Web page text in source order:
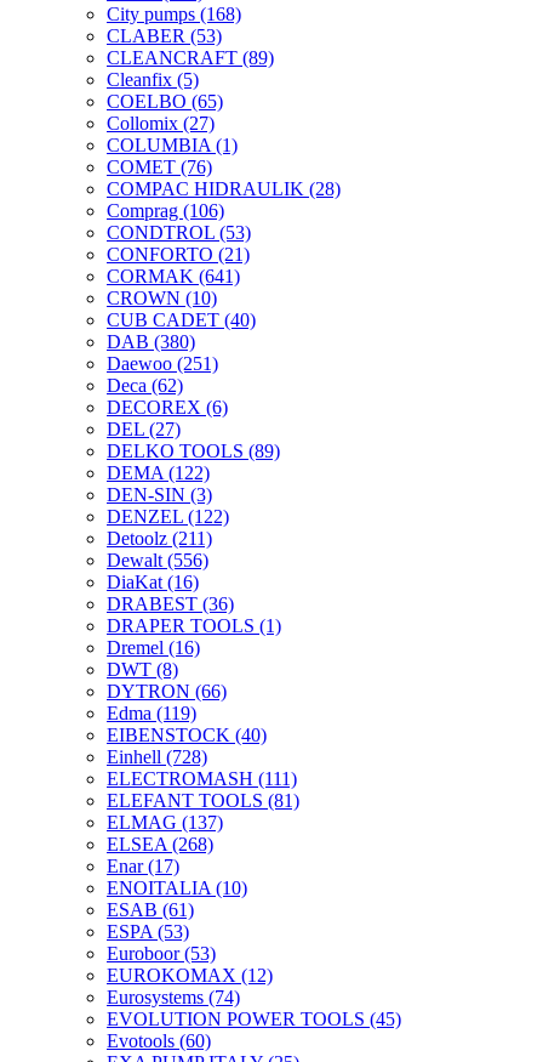
City pumps (168)
CLABER (53)
CLEANCRAFT (89)
Cleanfix (5)
COELBO (65)
Collomix (27)
COLUMBIA (1)
COMET (76)
COMPAC HIDRAULIK (28)
Comprag (106)
CONDTROL (53)
CONFORTO (21)
CORMAK (641)
CROWN (10)
CUB CADET (40)
DAB (380)
Daewoo (251)
Deca (62)
DECOREX (6)
DEL (27)
DELKO TOOLS (89)
DEMA (122)
DEN-SIN (3)
DENZEL (122)
Detoolz (211)
Dewalt (556)
DiaKat (16)
DRABEST (36)
DRAPER TOOLS (1)
Dremel (16)
DWT (8)
DYTRON (66)
Edma (119)
EIBENSTOCK (40)
Einhell (728)
ELECTROMASH (111)
ELEFANT TOOLS (81)
ELMAG (137)
ELSEA (268)
Enar(17)
ENOITALIA (10)
ESAB (61)
ESPA (53)
Euroboor(53)
EUROKOMAX (12)
Eurosystems (74)
EVOLUTION POWER TOOLS (45)
Evotools (60)